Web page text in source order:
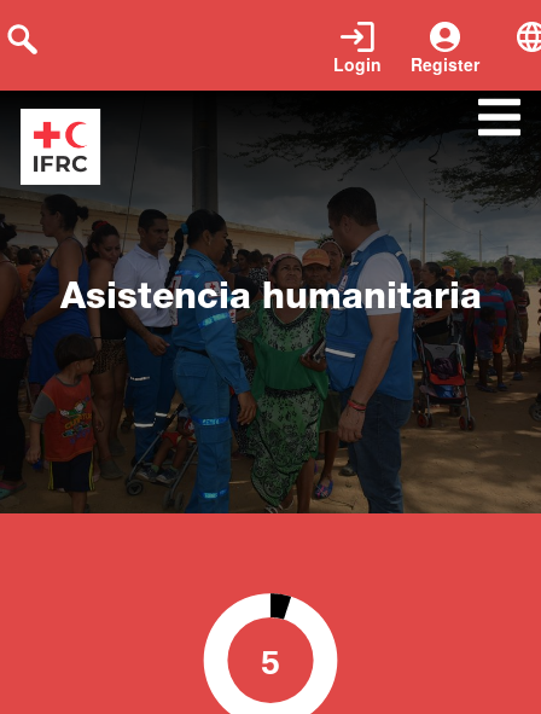
Register
Login
Asistencia humanitaria
5
0 100